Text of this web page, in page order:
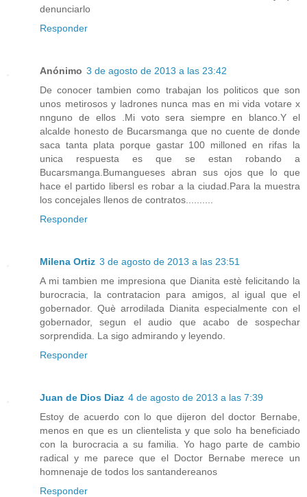
denunciarlo
Responder
Anónimo 3 de agosto de 2013 a las 23:42
De conocer tambien como trabajan los politicos que son
unos metirosos y ladrones nunca mas en mi vida votare x
nnguno de ellos .Mi voto sera siempre en blanco.Y el
alcalde honesto de Bucarsmanga que no cuente de donde
saca tanta plata porque gastar 100 milloned en rifas la
unica respuesta es que se estan robando a
Bucarsmanga.Bumangueses abran sus ojos que lo que
hace el partido libersl es robar a la ciudad.Para la muestra
los concejales llenos de contratos..........
Responder
Milena Ortiz 3 de agosto de 2013 a las 23:51
A mi tambien me impresiona que Dianita estè felicitando la
burocracia, la contratacion para amigos, al igual que el
gobernador. Què arrodilada Dianita especialmente con el
gobernador, segun el audio que acabo de sospechar
sorprendida. La sigo admirando y leyendo.
Responder
Juan de Dios Diaz 4 de agosto de 2013 a las 7:39
Estoy de acuerdo con lo que dijeron del doctor Bernabe,
menos en que es un clientelista y que solo ha beneficiado
con la burocracia a su familia. Yo hago parte de cambio
radical y me parece que el Doctor Bernabe merece un
homnenaje de todos los santandereanos
Responder